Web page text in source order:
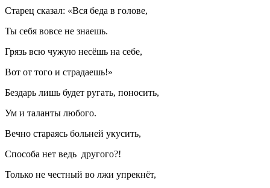
Старец сказал: «Вся беда в голове,
Ты себя вовсе не знаешь.
Грязь всю чужую несёшь на себе,
Вот от того и страдаешь!»
Бездарь лишь будет ругать, поносить,
Ум и таланты любого.
Вечно стараясь больней укусить,
Способа нет ведь другого?!
Только не честный во лжи упрекнёт,